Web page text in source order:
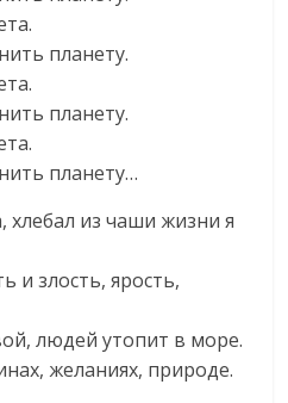
планету.
планету.
планету…
хлебал из чаши жизни я
и злость, ярость,
людей утопит в море.
желаниях, природе.